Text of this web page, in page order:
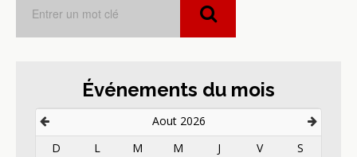
Événements du mois
Aout 2026
D
L M M J V
S